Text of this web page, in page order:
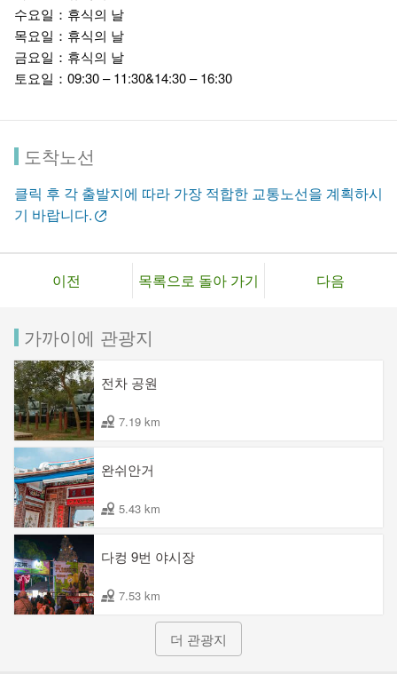
수요일：휴식의 날
목요일：휴식의 날
금요일：휴식의 날
토요일：09:30 – 11:30&14:30 – 16:30
도착노선
클릭 후 각 출발지에 따라 가장 적합한 교통노선을 계획하시
기 바랍니다.
이전 목록으로 돌아 가기 다음
가까이에 관광지
전차 공원
7.19 km
완쉬안거
5.43 km
다컹 9번 야시장
7.53 km
더 관광지